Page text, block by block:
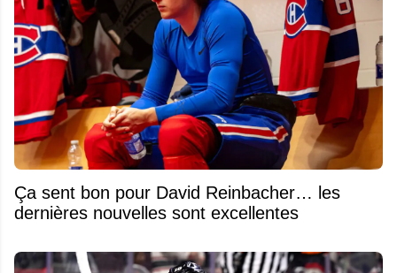
Ça sent bon pour David Reinbacher… les
dernières nouvelles sont excellentes